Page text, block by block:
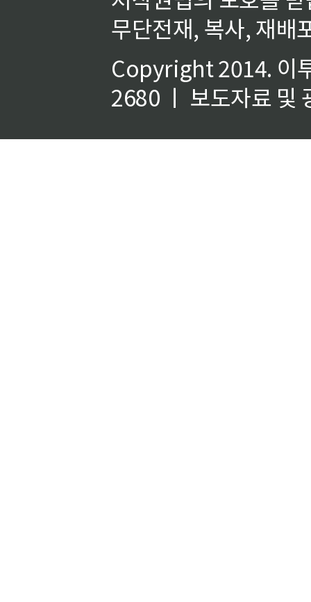
무단전재, 복사, 재배
Copyright 2014. 이
2680 ㅣ 보도자료